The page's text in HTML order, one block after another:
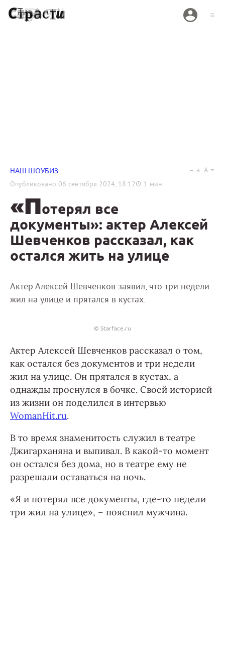
НАШ ШОУБИЗ
Опубликовано 06 сентября 2024, 18:12 1 мин.
a A
«Потерял все
документы»: актер Алексей
Шевченков рассказал, как
остался жить на улице
Актер Алексей Шевченков заявил, что три недели
жил на улице и прятался в кустах.
© Starface.ru
Актер Алексей Шевченков рассказал о том,
как остался без документов и три недели
жил на улице. Он прятался в кустах, а
однажды проснулся в бочке. Своей историей
из жизни он поделился в интервью
WomanHit.ru.
В то время знаменитость служил в театре
Джигарханяна и выпивал. В какой-то момент
он остался без дома, но в театре ему не
разрешали оставаться на ночь.
«Я и потерял все документы, где-то недели
три жил на улице», – пояснил мужчина.